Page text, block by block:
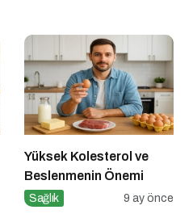
Yüksek Kolesterol ve
Beslenmenin Önemi
Sağlık 9 ay önce